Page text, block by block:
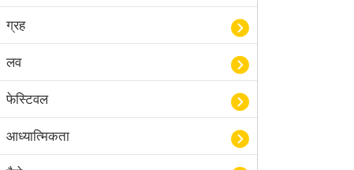
ग्रह
लव
फेस्टिवल
आध्यात्मिकता